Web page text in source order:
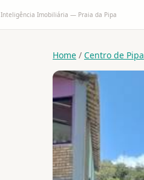
Inteligência Imobiliária — Praia da Pipa
Home / Centro de Pipa